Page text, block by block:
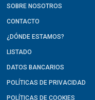
SOBRE NOSOTROS
CONTACTO
¿DÓNDE ESTAMOS?
LISTADO
DATOS BANCARIOS
POLÍTICAS DE PRIVACIDAD
POLÍTICAS DE COOKIES